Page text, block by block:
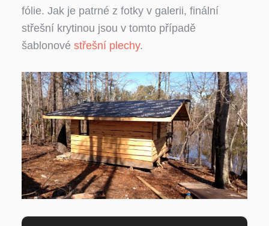
fólie. Jak je patrné z fotky v galerii, finální
střešní krytinou jsou v tomto případě
šablonové střešní plechy.